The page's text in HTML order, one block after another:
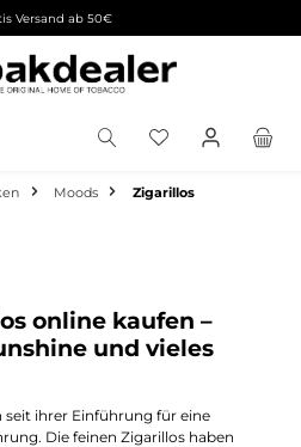
Versand ab 50€
Moods Zigarillos
online kaufen –
und vieles
seit ihrer Einführung für eine
Die feinen Zigarillos haben